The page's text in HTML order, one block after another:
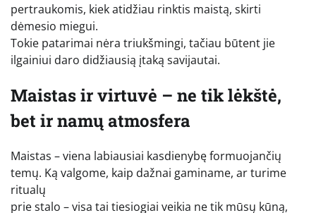
pertraukomis, kiek atidžiau rinktis maistą, skirti
dėmesio miegui.
Tokie patarimai nėra triukšmingi, tačiau būtent jie
ilgainiui daro didžiausią įtaką savijautai.
Maistas ir virtuvė – ne tik lėkštė,
bet ir namų atmosfera
Maistas – viena labiausiai kasdienybę formuojančių
temų. Ką valgome, kaip dažnai gaminame, ar turime
ritualų
prie stalo – visa tai tiesiogiai veikia ne tik mūsų kūną,